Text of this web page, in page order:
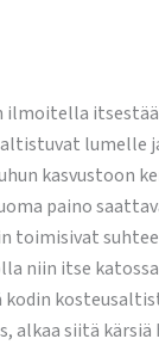
lumelle
kasvustoon
paino
toimisivat
niin itse
siitä